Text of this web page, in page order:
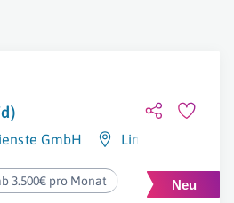
GmbH Linz
3.500€ pro Monat